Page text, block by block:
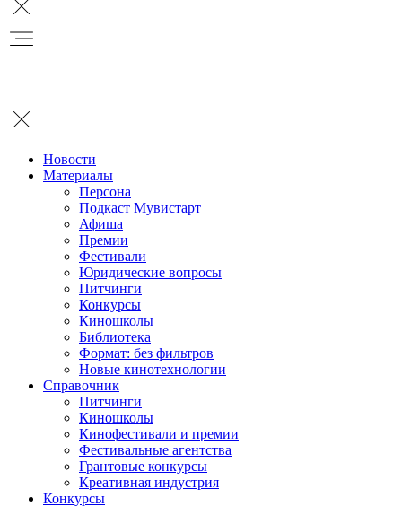
Новости
Материалы
Персона
Подкаст Мувистарт
Афиша
Премии
Фестивали
Юридические вопросы
Питчинги
Конкурсы
Киношколы
Библиотека
Формат: без фильтров
Новые кинотехнологии
Справочник
Питчинги
Киношколы
Кинофестивали и премии
Фестивальные агентства
Грантовые конкурсы
Креативная индустрия
Конкурсы